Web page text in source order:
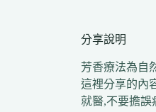
分享說明
芳香療法為自
這裡分享的內
就醫,不要擔誤